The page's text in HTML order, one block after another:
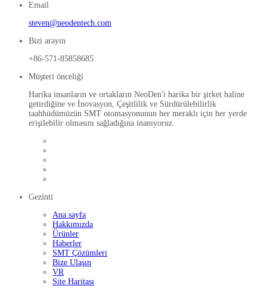
Email
steven@neodentech.com
Bizi arayın
+86-571-85858685
Müşteri önceliği
Harika insanların ve ortakların NeoDen'i harika bir şirket haline
getirdiğine ve İnovasyon, Çeşitlilik ve Sürdürülebilirlik
taahhüdümüzün SMT otomasyonunun her meraklı için her yerde
erişilebilir olmasını sağladığına inanıyoruz.
Gezinti
Ana sayfa
Hakkımızda
Ürünler
Haberler
SMT Çözümleri
Bize Ulaşın
VR
Site Haritası